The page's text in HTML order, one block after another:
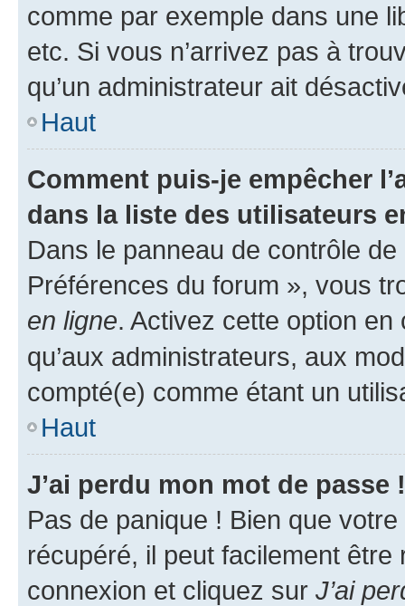
comme par exemple dans une
etc. Si vous n’arrivez pas à
qu’un administrateur ait
Haut
Comment puis-je empêcher
dans la liste des utilisateurs
Dans le panneau de contrôle
Préférences du forum », vous
en ligne. Activez cette option
qu’aux administrateurs, aux
compté(e) comme étant un
Haut
J’ai perdu mon mot de passe !
Pas de panique ! Bien que
récupéré, il peut facilement
connexion et cliquez sur J’ai